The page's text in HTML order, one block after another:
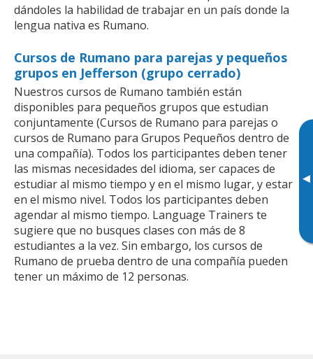
▸
dándoles la habilidad de trabajar en un país donde la
lengua nativa es Rumano.
Cursos de Rumano para parejas y pequeños
grupos en Jefferson (grupo cerrado)
Nuestros cursos de Rumano también están
disponibles para pequeños grupos que estudian
conjuntamente (Cursos de Rumano para parejas o
cursos de Rumano para Grupos Pequeños dentro de
una compañía). Todos los participantes deben tener
las mismas necesidades del idioma, ser capaces de
estudiar al mismo tiempo y en el mismo lugar, y estar
en el mismo nivel. Todos los participantes deben
agendar al mismo tiempo. Language Trainers te
sugiere que no busques clases con más de 8
estudiantes a la vez. Sin embargo, los cursos de
Rumano de prueba dentro de una compañía pueden
tener un máximo de 12 personas.